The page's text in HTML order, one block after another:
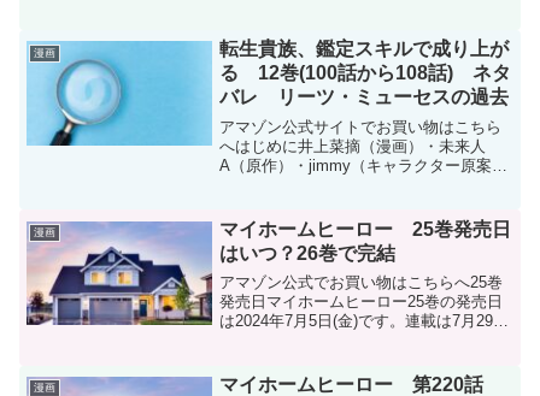
白泉社の月刊『LaLa』にて現在も連載中
(隔月で掲載)...
漫画
転生貴族、鑑定スキルで成り上が
る 12巻(100話から108話) ネタ
バレ リーツ・ミューセスの過去
アマゾン公式サイトでお買い物はこちら
へはじめに井上菜摘（漫画）・未来人
A（原作）・jimmy（キャラクター原案）
を増やしていたら、最強領地になって
た〜』12巻のネタバ...
漫画
マイホームヒーロー 25巻発売日
はいつ？26巻で完結
アマゾン公式でお買い物はこちらへ25巻
発売日マイホームヒーロー25巻の発売日
は2024年7月5日(金)です。連載は7月29日
す。1巻につき8話か9話収録です...
漫画
マイホームヒーロー 第220話